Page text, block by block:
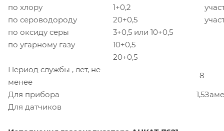
по хлору
1+0,2
по сероводороду
20+0,5
по оксиду серы
3+0,5 или 10+0,5
по угарному газу
10+0,5
20+0,5
Период службы , лет, не
менее
8
Для прибора
1,5
Для датчиков